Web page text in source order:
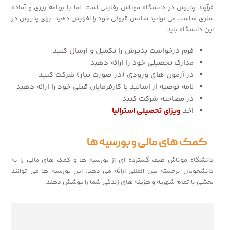
فرآیند پذیرش در دانشگاه موناش رقابتی است، اما با برنامه ریزی و آماده
سازی مناسب می توانید شانس قبولی خود را افزایش دهید. برای پذیرش در
این دانشگاه باید:
فرم درخواست پذیرش را تکمیل و ارسال کنید
مدارک تحصیلی خود را ارائه دهید
در آزمون های ورودی (در صورت نیاز) شرکت کنید
نامه توصیه از اساتید یا کارفرمایان قبلی خود را ارائه دهید
در مصاحبه شرکت کنید
اخذ ویزای تحصیلی استرالیا
کمک های مالی و بورسیه ها
دانشگاه موناش طیف گسترده ای از بورسیه ها و کمک های مالی را به
دانشجویان برجسته بین المللی ارائه می دهد. این بورسیه ها می توانند
بخشی یا تمام شهریه و هزینه های زندگی شما را پوشش دهند.